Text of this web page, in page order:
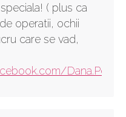
( plus ca
operatii, ochii
care se vad,